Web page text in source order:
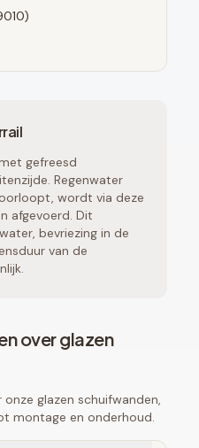
)
gefreesd
Regenwater
wordt via deze
afgevoerd. Dit
bevriezing in de
van de
over glazen
glazen schuifwanden,
montage en onderhoud.